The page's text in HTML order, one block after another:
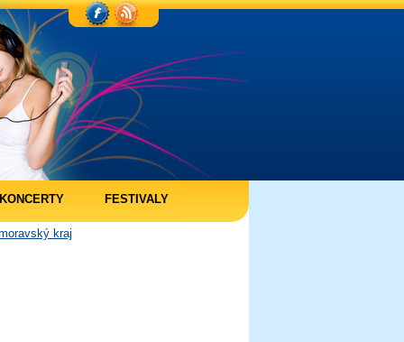
KONCERTY FESTIVALY
kraj